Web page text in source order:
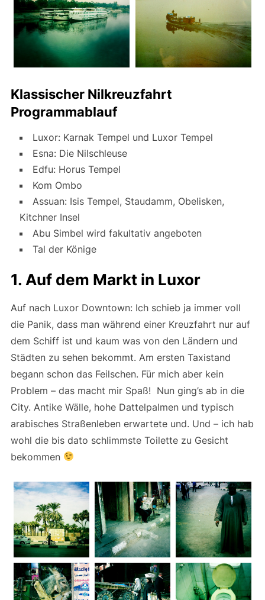
Klassischer Nilkreuzfahrt
Programmablauf
Luxor: Karnak Tempel und Luxor Tempel
Esna: Die Nilschleuse
Edfu: Horus Tempel
Kom Ombo
Assuan: Isis Tempel, Staudamm, Obelisken,
Kitchner Insel
Abu Simbel wird fakultativ angeboten
Tal der Könige
1. Auf dem Markt in Luxor
Auf nach Luxor Downtown: Ich schieb ja immer voll
die Panik, dass man während einer Kreuzfahrt nur auf
dem Schiff ist und kaum was von den Ländern und
Städten zu sehen bekommt. Am ersten Taxistand
begann schon das Feilschen. Für mich aber kein
Problem – das macht mir Spaß! Nun ging’s ab in die
City. Antike Wälle, hohe Dattelpalmen und typisch
arabisches Straßenleben erwartete und. Und – ich hab
wohl die bis dato schlimmste Toilette zu Gesicht
bekommen